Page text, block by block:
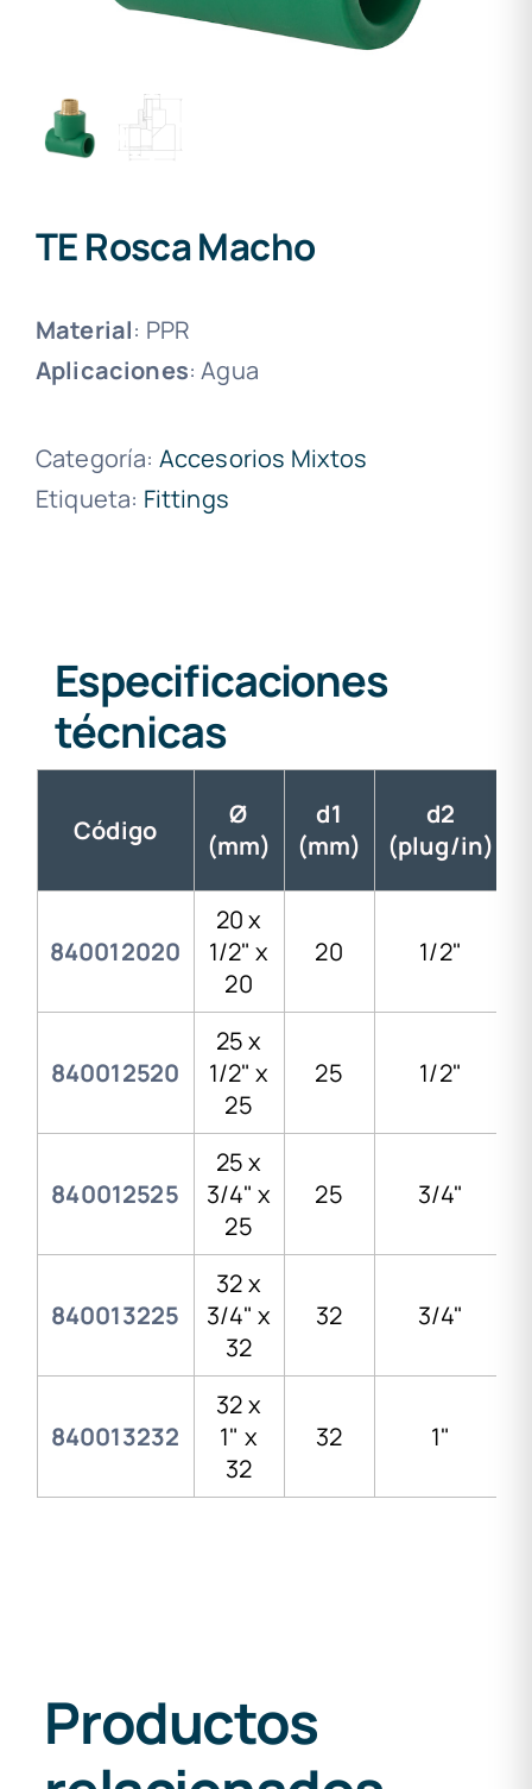
TE Rosca Macho
Material: PPR
Aplicaciones: Agua
Categoría: Accesorios Mixtos
Etiqueta: Fittings
Especificaciones
técnicas
Código
Ø
(mm)
d1
(mm)
d2
(plug/in)
840012020
20 x
1/2" x
20
20 1/2"
840012520
25 x
1/2" x
25
25 1/2"
840012525
25 x
3/4" x
25
25 3/4"
840013225
32 x
3/4" x
32
32 3/4"
840013232
32 x
1" x
32
32 1"
Productos